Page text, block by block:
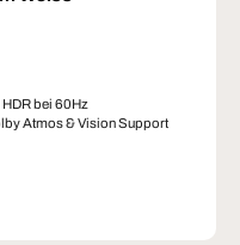
HDR bei 60Hz
Atmos & Vision Support